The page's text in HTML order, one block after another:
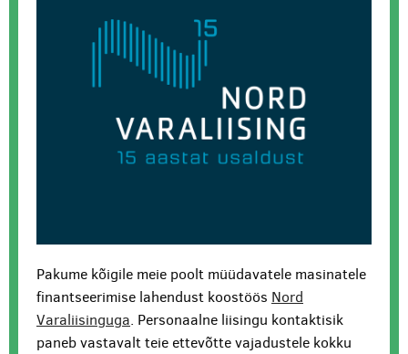
Pakume kõigile meie poolt müüdavatele masinatele
finantseerimise lahendust koostöös Nord
Varaliisinguga. Personaalne liisingu kontaktisik
paneb vastavalt teie ettevõtte vajadustele kokku